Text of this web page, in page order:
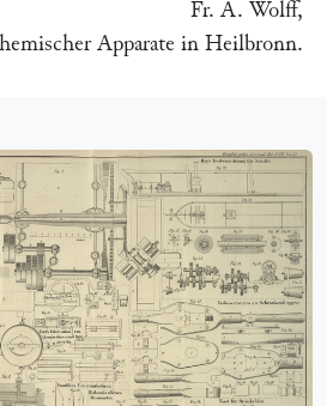
Fr. A. Wolff,
Apparate in Heilbronn.